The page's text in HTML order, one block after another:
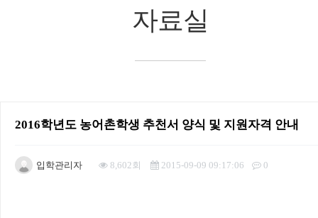
자료실
2016학년도 농어촌학생 추천서 양식 및 지원자격 안내
입학관리자 8,602회 2015-09-09 09:17:06 0